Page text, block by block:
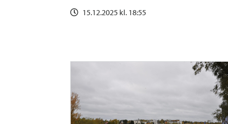
15.12.2025 kl. 18:55